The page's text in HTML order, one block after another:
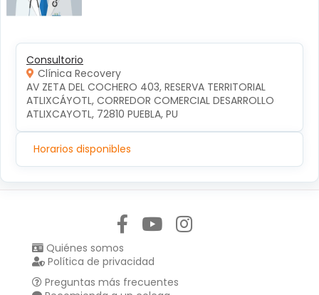
Consultorio
Clínica Recovery
AV ZETA DEL COCHERO 403, RESERVA TERRITORIAL
ATLIXCÁYOTL, CORREDOR COMERCIAL DESARROLLO
ATLIXCAYOTL, 72810 PUEBLA, PU
Horarios disponibles
Quiénes somos
Política de privacidad
Preguntas más frecuentes